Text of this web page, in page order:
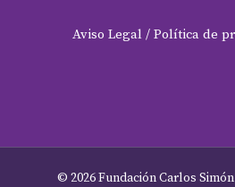
Aviso Legal / Política de
© 2026 Fundación Carlos